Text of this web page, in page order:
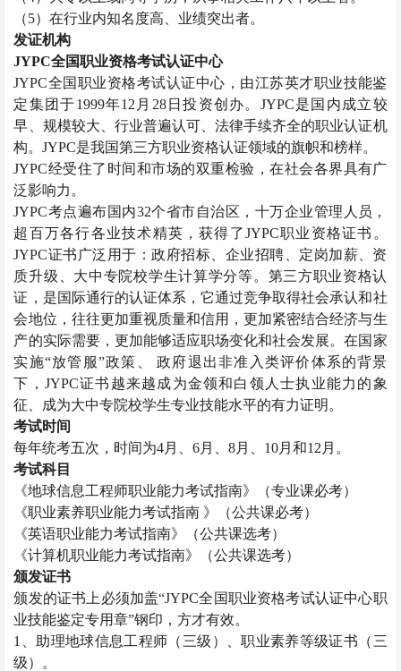
（5）在行业内知名度高、业绩突出者。
发证机构
JYPC全国职业资格考试认证中心
JYPC全国职业资格考试认证中心，由江苏英才职业技能鉴
定集团于1999年12月28日投资创办。JYPC是国内成立较
早、规模较大、行业普遍认可、法律手续齐全的职业认证机
构。JYPC是我国第三方职业资格认证领域的旗帜和榜样。
JYPC经受住了时间和市场的双重检验，在社会各界具有广
泛影响力。
JYPC考点遍布国内32个省市自治区，十万企业管理人员，
超百万各行各业技术精英，获得了JYPC职业资格证书。
JYPC证书广泛用于：政府招标、企业招聘、定岗加薪、资
质升级、大中专院校学生计算学分等。第三方职业资格认
证，是国际通行的认证体系，它通过竞争取得社会承认和社
会地位，往往更加重视质量和信用，更加紧密结合经济与生
产的实际需要，更加能够适应职场变化和社会发展。在国家
实施“放管服”政策、 政府退出非准入类评价体系的背景
下，JYPC证书越来越成为金领和白领人士执业能力的象
征、成为大中专院校学生专业技能水平的有力证明。
考试时间
每年统考五次，时间为4月、6月、8月、10月和12月。
考试科目
《地球信息工程师职业能力考试指南》（专业课必考）
《职业素养职业能力考试指南 》（公共课必考）
《英语职业能力考试指南》（公共课选考）
《计算机职业能力考试指南》（公共课选考）
颁发证书
颁发的证书上必须加盖“JYPC全国职业资格考试认证中心职
业技能鉴定专用章”钢印，方才有效。
1、助理地球信息工程师 （三级）、职业素养等级证书（三
级）。